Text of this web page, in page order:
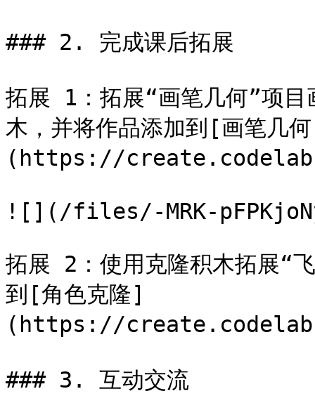
### 2. 完成课后拓展
拓展 1：拓展“画笔几何”项目
木，并将作品添加到[画笔几
(https://
![](/files/-MRK-
拓展 2：使用克隆积木拓展“
到[角色克隆]
(https://
### 3. 互动交流